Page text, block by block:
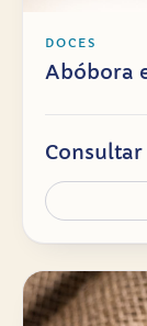
DOCES
Abóbora
Consultar